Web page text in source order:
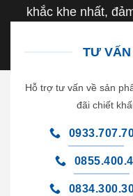
khắc khe nhất,
TƯ
Hỗ trợ tư vấn về sản
đãi chiết